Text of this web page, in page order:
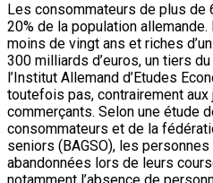
Les consommateurs de plus
20% de la population
moins de vingt ans et riches
300 milliards d’euros, un tiers
l’Institut Allemand d’Etudes
toutefois pas, contrairement
commerçants. Selon une étude
consommateurs et de la
seniors (BAGSO), les
abandonnées lors de leurs